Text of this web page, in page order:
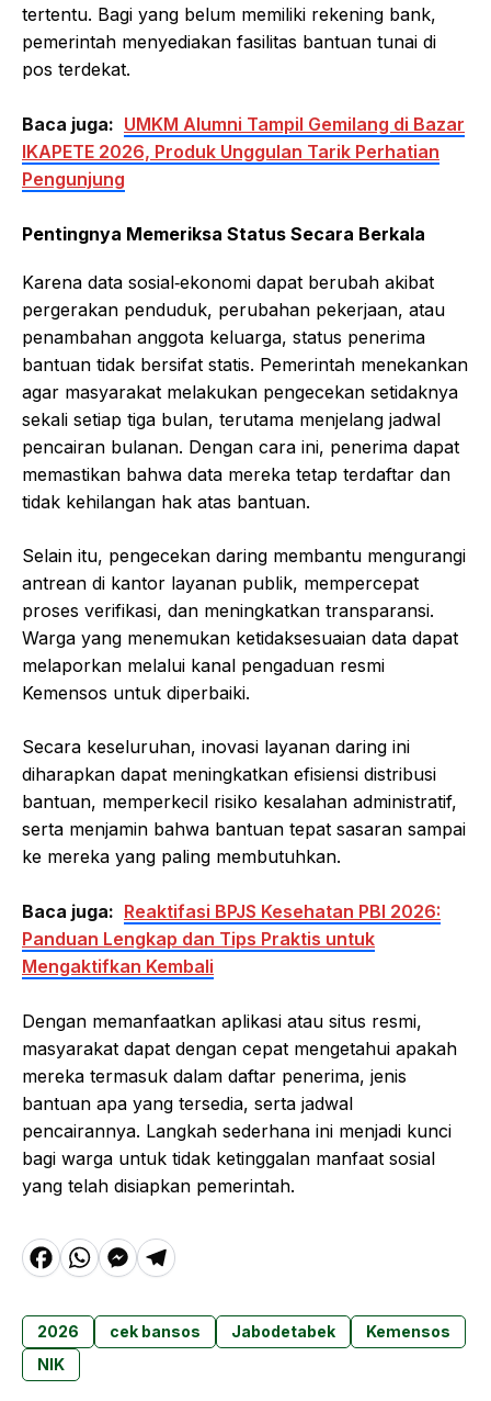
tertentu. Bagi yang belum memiliki rekening bank,
pemerintah menyediakan fasilitas bantuan tunai di
pos terdekat.
Baca juga: UMKM Alumni Tampil Gemilang di Bazar
IKAPETE 2026, Produk Unggulan Tarik Perhatian
Pengunjung
Pentingnya Memeriksa Status Secara Berkala
Karena data sosial‑ekonomi dapat berubah akibat
pergerakan penduduk, perubahan pekerjaan, atau
penambahan anggota keluarga, status penerima
bantuan tidak bersifat statis. Pemerintah menekankan
agar masyarakat melakukan pengecekan setidaknya
sekali setiap tiga bulan, terutama menjelang jadwal
pencairan bulanan. Dengan cara ini, penerima dapat
memastikan bahwa data mereka tetap terdaftar dan
tidak kehilangan hak atas bantuan.
Selain itu, pengecekan daring membantu mengurangi
antrean di kantor layanan publik, mempercepat
proses verifikasi, dan meningkatkan transparansi.
Warga yang menemukan ketidaksesuaian data dapat
melaporkan melalui kanal pengaduan resmi
Kemensos untuk diperbaiki.
Secara keseluruhan, inovasi layanan daring ini
diharapkan dapat meningkatkan efisiensi distribusi
bantuan, memperkecil risiko kesalahan administratif,
serta menjamin bahwa bantuan tepat sasaran sampai
ke mereka yang paling membutuhkan.
Baca juga: Reaktifasi BPJS Kesehatan PBI 2026:
Panduan Lengkap dan Tips Praktis untuk
Mengaktifkan Kembali
Dengan memanfaatkan aplikasi atau situs resmi,
masyarakat dapat dengan cepat mengetahui apakah
mereka termasuk dalam daftar penerima, jenis
bantuan apa yang tersedia, serta jadwal
pencairannya. Langkah sederhana ini menjadi kunci
bagi warga untuk tidak ketinggalan manfaat sosial
yang telah disiapkan pemerintah.
F
c
e
W
a
t
M
s
T
e
2026 cek bansos Jabodetabek
Kemensos
NIK